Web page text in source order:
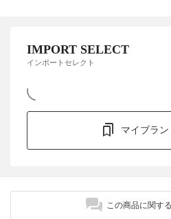
IMPORT SELECT
インポートセレクト
マイブラ
この商品に関す